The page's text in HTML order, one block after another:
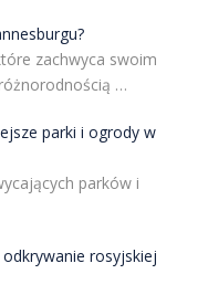
zachwyca swoim
…
parki i ogrody w
parków i
rosyjskiej